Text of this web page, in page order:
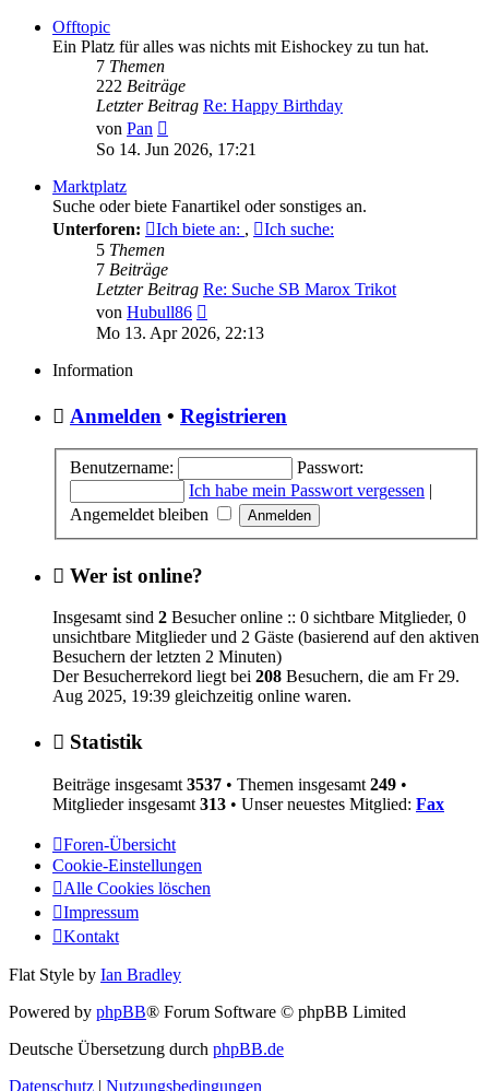
Offtopic
Ein Platz für alles was nichts mit Eishockey zu tun hat.
7 Themen
222 Beiträge
Letzter Beitrag Re: Happy Birthday
von Pan
Beitrag
So 14. Jun 2026, 17:21
Marktplatz
Suche oder biete Fanartikel oder sonstiges an.
Unterforen:
Ich biete an: ,
Ich suche:
5 Themen
7 Beiträge
Letzter Beitrag Re: Suche SB Marox Trikot
von Hubull86
Beitrag
Mo 13. Apr 2026, 22:13
Information
Anmelden • Registrieren
Benutzername:
Passwort:
Ich habe mein Passwort vergessen |
Angemeldet bleiben
Wer ist online?
Insgesamt sind 2 Besucher online :: 0 sichtbare Mitglieder, 0
unsichtbare Mitglieder und 2 Gäste (basierend auf den aktiven
Besuchern der letzten 2 Minuten)
Der Besucherrekord liegt bei 208 Besuchern, die am Fr 29.
Aug 2025, 19:39 gleichzeitig online waren.
Statistik
Beiträge insgesamt 3537 • Themen insgesamt 249 •
Mitglieder insgesamt 313 • Unser neuestes Mitglied: Fax
Foren-Übersicht
Cookie-Einstellungen
Alle Cookies löschen
Impressum
Kontakt
Flat Style by Ian Bradley
Powered by phpBB® Forum Software © phpBB Limited
Deutsche Übersetzung durch phpBB.de
Datenschutz | Nutzungsbedingungen